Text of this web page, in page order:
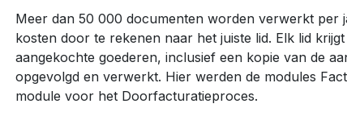
Meer dan 50 000 documenten worden verwerkt per
kosten door te rekenen naar het juiste lid. Elk lid
aangekochte goederen, inclusief een kopie van de
opgevolgd en verwerkt. Hier werden de modules
module voor het Doorfacturatieproces.